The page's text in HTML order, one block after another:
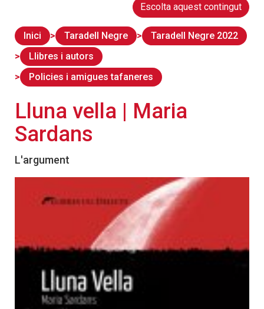
Escolta aquest contingut
Inici Taradell Negre
Taradell Negre 2022
Llibres i autors
Policies i amigues tafaneres
Lluna vella | Maria
Sardans
L'argument